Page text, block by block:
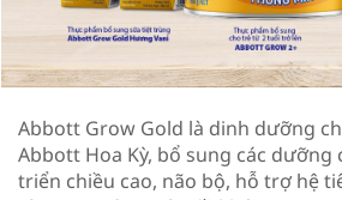
Abbott Grow Gold là dinh dưỡng
Abbott Hoa Kỳ, bổ sung các
triển chiều cao, não bộ, hỗ trợ hệ